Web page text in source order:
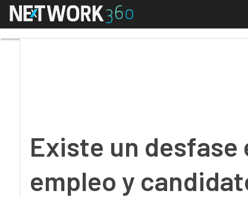
Menú
Existe un
empleo y